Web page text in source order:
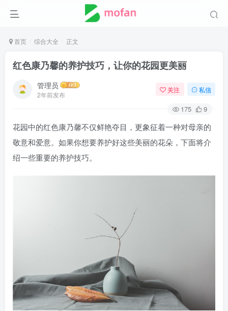
首页 综合大全 正文
红色康乃馨的养护技巧，让你的花园更美丽
管理员
2年前发布
关注 私信
175 9
花园中的红色康乃馨不仅鲜艳夺目，更象征着一种对母亲的
敬意和爱意。如果你想要养护好这些美丽的花朵，下面将介
绍一些重要的养护技巧。